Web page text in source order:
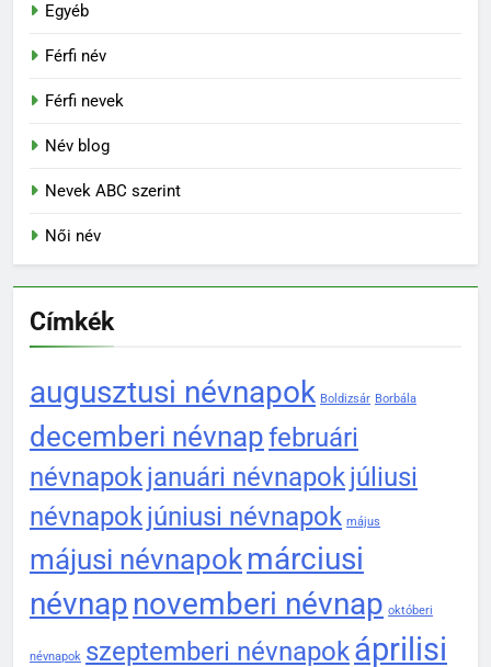
Egyéb
Férfi név
Férfi nevek
Név blog
Nevek ABC szerint
Női név
Címkék
augusztusi névnapok Boldizsár Borbála
decemberi névnapfebruári
névnapokjanuári névnapokjúliusi
névnapokjúniusi névnapok május
májusi névnapokmárciusi
névnap novemberi névnap októberi
névnapok szeptemberi névnapokáprilisi